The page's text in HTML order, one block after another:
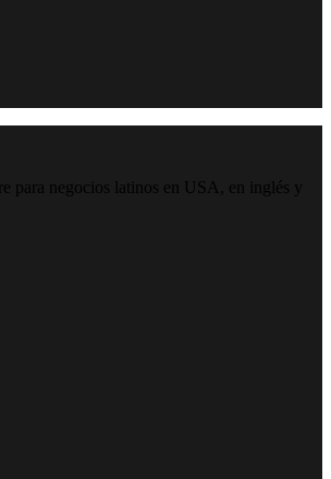
para negocios latinos en USA, en inglés y